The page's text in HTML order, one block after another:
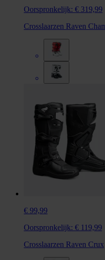
Oorspronkelijk: € 319,99
Crosslaarzen Raven
€ 99,99
Oorspronkelijk: € 119,99
Crosslaarzen Raven Crux